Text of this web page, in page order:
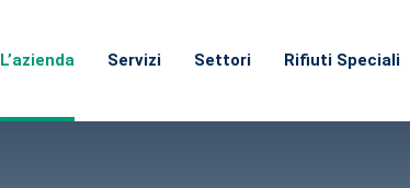
L’azienda Servizi Settori Rifiuti Speciali